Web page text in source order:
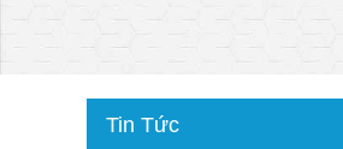
Tin Tức